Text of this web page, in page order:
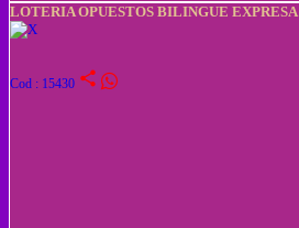
LOTERIA OPUESTOS BILINGUE EXPRESA
Cod : 15430 share